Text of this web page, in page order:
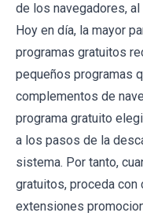
de los navegadores,
Hoy en día, la mayor
programas gratuitos
pequeños programas
complementos de
programa gratuito
a los pasos de la
sistema. Por tanto,
gratuitos, proceda con
extensiones